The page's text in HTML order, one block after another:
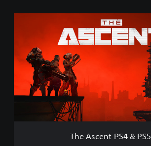
s
4
The Ascent PS4 & PS5